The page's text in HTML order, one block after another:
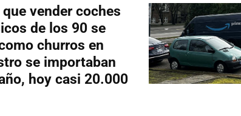
vender coches
de los 90 se
churros en
se importaban
hoy casi 20.000